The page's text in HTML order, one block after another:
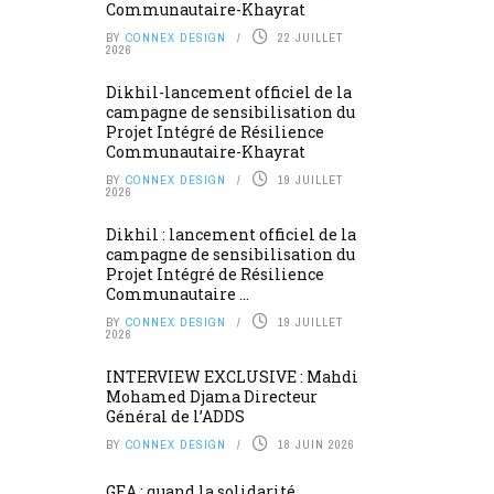
Communautaire-Khayrat
BY CONNEX DESIGN 22 JUILLET
2026
Dikhil-lancement officiel de la
campagne de sensibilisation du
Projet Intégré de Résilience
Communautaire-Khayrat
BY CONNEX DESIGN 19 JUILLET
2026
Dikhil : lancement officiel de la
campagne de sensibilisation du
Projet Intégré de Résilience
Communautaire ...
BY CONNEX DESIGN 19 JUILLET
2026
INTERVIEW EXCLUSIVE : Mahdi
Mohamed Djama Directeur
Général de l’ADDS
BY CONNEX DESIGN 18 JUIN 2026